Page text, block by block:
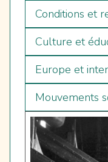
Conditions et
Culture et
Europe et
Mouvements